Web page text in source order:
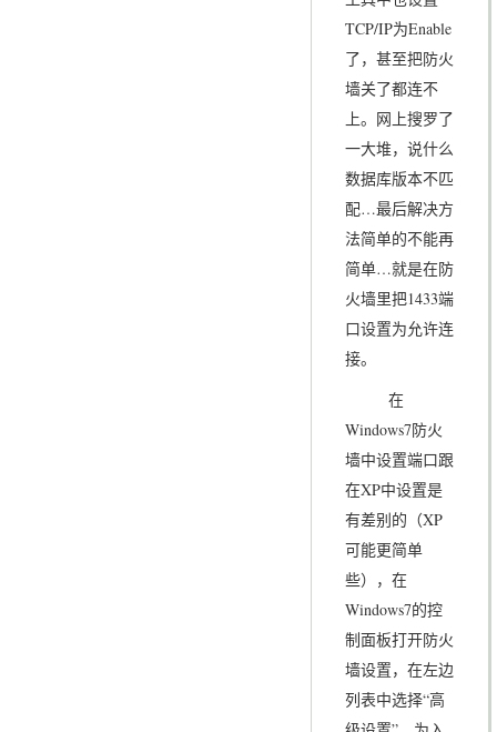
TCP/IP为Enable
了，甚至把防火
墙关了都连不
上。网上搜罗了
一大堆，说什么
数据库版本不匹
配…最后解决方
法简单的不能再
简单…就是在防
火墙里把1433端
口设置为允许连
接。
在
Windows7防火
墙中设置端口跟
在XP中设置是
有差别的（XP
可能更简单
些），在
Windows7的控
制面板打开防火
墙设置，在左边
列表中选择“高